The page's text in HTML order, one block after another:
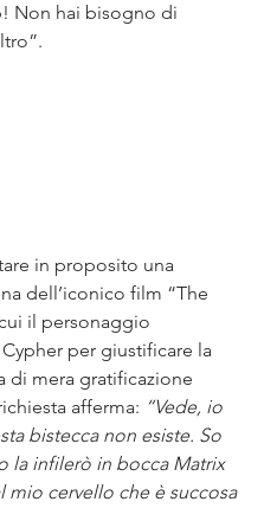
Non hai bisogno di
in proposito una
dell’iconico film “The
il personaggio
per giustificare la
di mera gratificazione
afferma: “Vede, io
bistecca non esiste. So
la infilerò in bocca Matrix
mio cervello che è succosa